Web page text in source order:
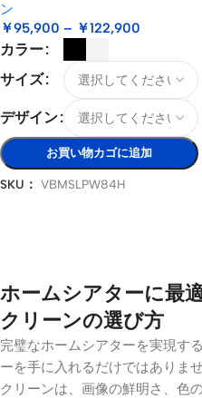
ン
￥95,900 – ￥122,900
カラー
サイズ
デザイン
お買い物カゴに追加
SKU： VBMSLPW84H
ホームシアターに最
クリーンの選び方
完璧なホームシアターを実現す
ーを手に入れるだけではありま
クリーンは、画像の鮮明さ、色